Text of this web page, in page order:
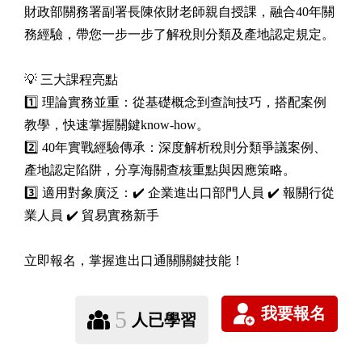
財政部關務署副署長陳依財老師親自授課，融合40年關
務經驗，帶您一步一步了解稅則分類及產地認定規定。
💡 三大課程亮點
1️⃣ 理論實務並重：從基礎概念到查詢技巧，搭配案例
教學，快速掌握關鍵know-how。
2️⃣ 40年實戰經驗傳承：深度解析稅則分類爭議案例、
產地認定陷阱，分享海關查核重點與因應策略。
3️⃣ 適用對象廣泛：✔️ 企業進出口部門人員 ✔️ 報關行從
業人員 ✔️ 貿易實務新手
立即報名，掌握進出口通關關鍵技能！
5 人已學習